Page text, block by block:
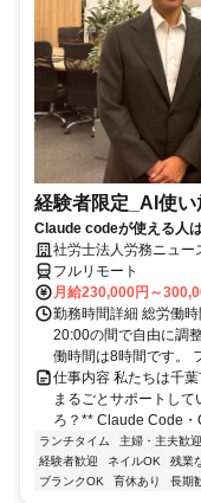
経験者限定_AI使
Claude codeが使える人
社労士法人労務ニュー
フルリモート
月給230,000円～
勤務時間詳細 総労働
20:00の間で自由に調
働時間は8時間です。
仕事内容 私たちは千
まるごとサポートし
ろ？** Claude Code
ランチタイム 主婦・主夫歓迎
経験者歓迎
ネイルOK 残業
ブランクOK
育休あり 長期